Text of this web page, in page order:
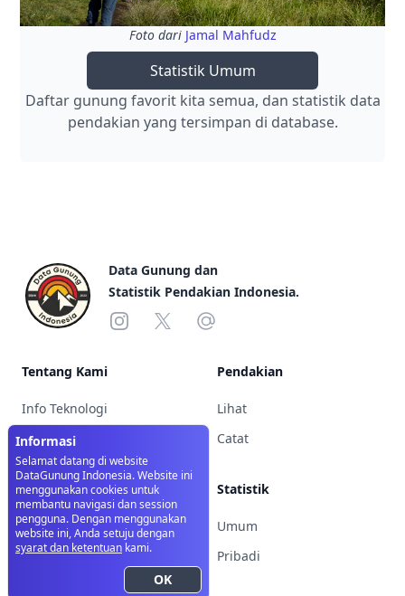
Foto dari Jamal Mahfudz
Statistik Umum
Daftar gunung favorit kita semua, dan statistik data
pendakian yang tersimpan di database.
Informasi
Selamat datang di website
DataGunung Indonesia. Website ini
menggunakan cookies untuk
membantu navigasi dan session
pengguna. Dengan menggunakan
website ini, Anda setuju dengan
syarat dan ketentuan kami.
OK
Data Gunung dan
Statistik Pendakian Indonesia.
Instagram
X Email
Tentang Kami
Info Teknologi
Syarat & Ketentuan
Gunung
Lihat Daftar
Pendakian
Lihat
Catat
Statistik
Umum
Pribadi